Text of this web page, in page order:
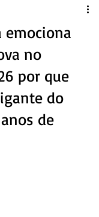
emociona
no
por que
do
de